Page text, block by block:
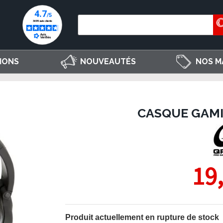
NOUVEAUTÉS NOS
CASQUE
Produit actuellement en rupture de stock